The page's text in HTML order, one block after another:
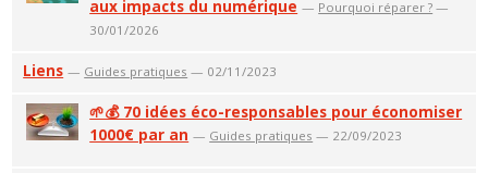
aux impacts du numérique — Pourquoi réparer ? —
30/01/2026
Liens — Guides pratiques — 02/11/2023
🌱💰 70 idées éco-responsables pour économiser
1000€ par an — Guides pratiques — 22/09/2023